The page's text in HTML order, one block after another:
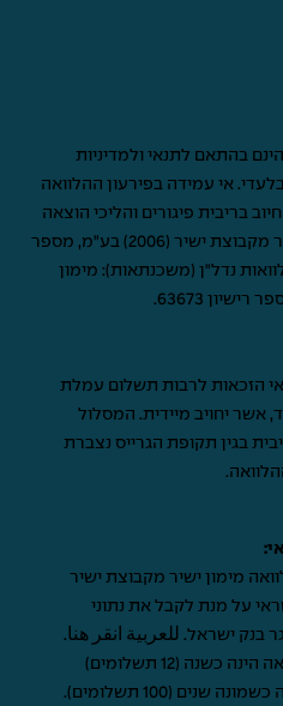
בהתאם לתנאי ולמדיניות
אי עמידה בפירעון ההלוואה
בריבית פיגורים והליכי הוצאה
לפועל. הגורם המממן: מימון ישיר מקבוצת ישיר (2006) בע"מ, מספר
בהלוואות נדל"ן (משכנתאות): מימון
63673.
הזכאות לרבות תשלום עמלת
אשר יחויב מיידית. המסלול
בגין תקופת הגרייס נצברת
מימון ישיר מקבוצת ישיר
על מנת לקבל את נתוני
בנק ישראל. للعربية انقر هنا.
התקופה המינימלית להחזר הלוואה הינה כשנה (12 תשלומים)
והמקסימלית להחזר הלוואה הינה כשמונה שנים (100 תשלומים).